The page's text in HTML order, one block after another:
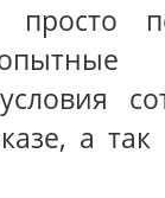
просто
а так